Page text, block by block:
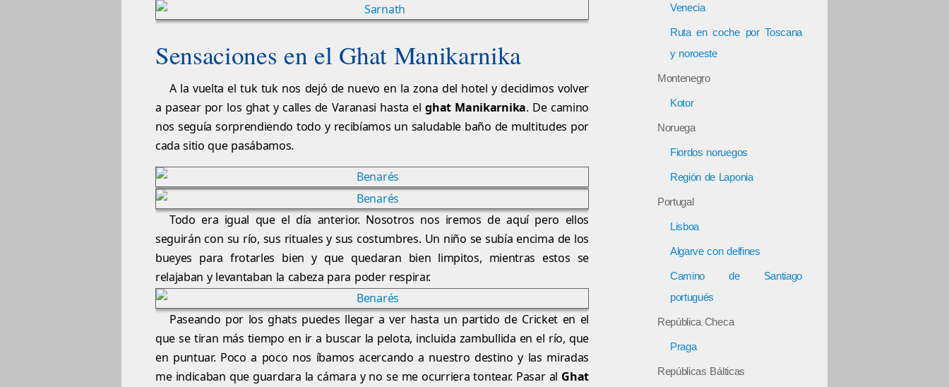
Sensaciones en el Ghat Manikarnika
A la vuelta el tuk tuk nos dejó de nuevo en la zona del hotel y decidimos volver
a pasear por los ghat y calles de Varanasi hasta elghat Manikarnika. De camino
nos seguía sorprendiendo todo y recibíamos un saludable baño de multitudes por
cada sitio que pasábamos.
Todo era igual que el día anterior. Nosotros nos iremos de aquí pero ellos
seguirán con su río, sus rituales y sus costumbres. Un niño se subía encima de los
bueyes para frotarles bien y que quedaran bien limpitos, mientras estos se
relajaban y levantaban la cabeza para poder respirar.
Paseando por los ghats puedes llegar a ver hasta un partido de Cricket en el
que se tiran más tiempo en ir a buscar la pelota, incluida zambullida en el río, que
en puntuar. Poco a poco nos íbamos acercando a nuestro destino y las miradas
me indicaban que guardara la cámara y no se me ocurriera tontear. Pasar al Ghat
Venecia
Ruta en coche por Toscana
y noroeste
Montenegro
Kotor
Noruega
Fiordos noruegos
Región de Laponia
Portugal
Lisboa
Algarve con delfines
Camino de Santiago
portugués
República Checa
Praga
Repúblicas Bálticas